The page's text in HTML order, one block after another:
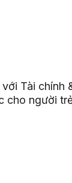
Tài chính
cho người